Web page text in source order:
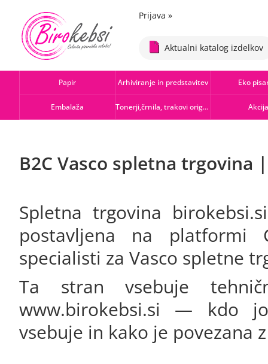
Prijava »
Aktualni katalog izdelkov
Papir Arhiviranje in predstavitev Eko
Embalaža Tonerji,črnila, trakovi orig.-rec. Akcija
B2C Vasco spletna trgovina |
Spletna trgovina
postavljena na platformi
specialisti za Vasco spletne
Ta stran vsebuje
www.birokebsi.si — kdo
vsebuje in kako je povezana